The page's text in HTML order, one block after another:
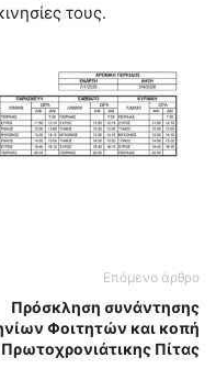
τους.
Επόμενο άρθρο
Πρόσκληση συνάντησης
Φοιτητών και κοπή
Πρωτοχρονιάτικης Πίτας